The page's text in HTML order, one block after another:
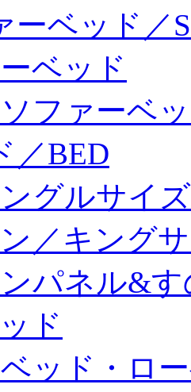
ーベッド／
ベッド
ファーベ
／BED
グルサイ
／キング
パネル&
ド
ッド・ロ